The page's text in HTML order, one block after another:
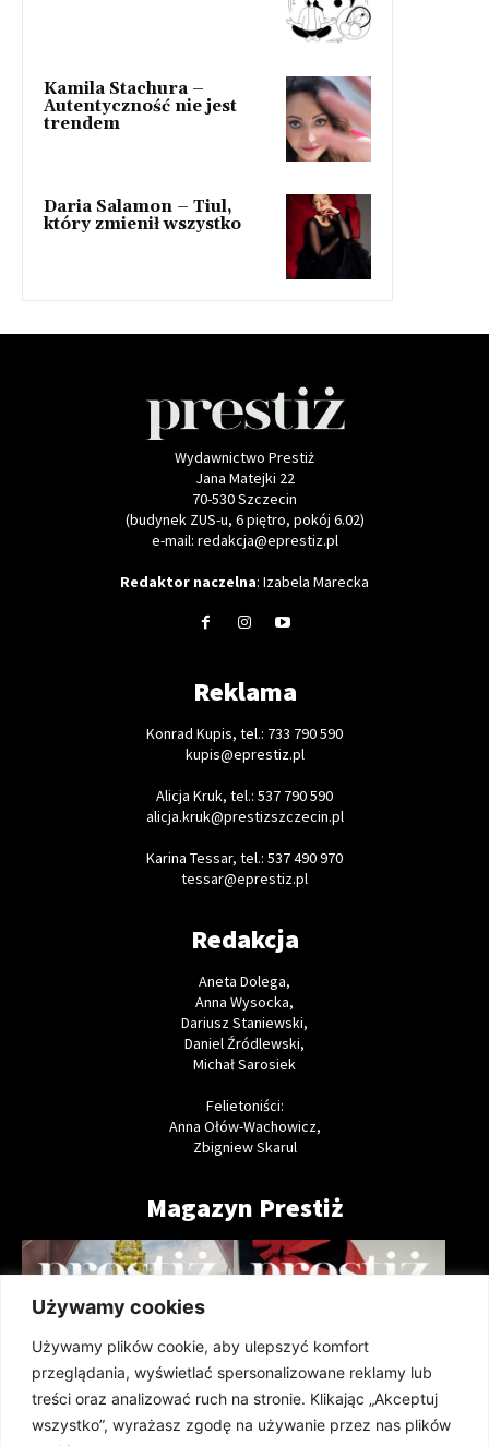
Używamy cookies
Używamy plików cookie, aby ulepszyć komfort
przeglądania, wyświetlać spersonalizowane reklamy lub
treści oraz analizować ruch na stronie. Klikając „Akceptuj
wszystko”, wyrażasz zgodę na używanie przez nas plików
Kamila Stachura –
Autentyczność nie jest
trendem
Daria Salamon – Tiul,
który zmienił wszystko
Wydawnictwo Prestiż
Jana Matejki 22
70-530 Szczecin
(budynek ZUS-u, 6 piętro, pokój 6.02)
e-mail: redakcja@eprestiz.pl
Redaktor naczelna: Izabela Marecka
Reklama
Konrad Kupis, tel.: 733 790 590
kupis@eprestiz.pl
Alicja Kruk, tel.: 537 790 590
alicja.kruk@prestizszczecin.pl
Karina Tessar, tel.: 537 490 970
tessar@eprestiz.pl
Redakcja
Aneta Dolega,
Anna Wysocka,
Dariusz Staniewski,
Daniel Źródlewski,
Michał Sarosiek
Felietoniści:
Anna Ołów-Wachowicz,
Zbigniew Skarul
Magazyn Prestiż